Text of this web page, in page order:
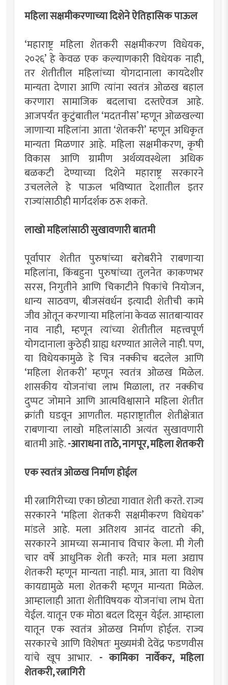
महिला सक्षमीकरणाच्या दिशेने ऐतिहासिक पाऊल
‘महाराष्ट्र महिला शेतकरी सक्षमीकरण विधेयक,
२०२६’ हे केवळ एक कल्याणकारी विधेयक नाही,
तर शेतीतील महिलांच्या योगदानाला कायदेशीर
मान्यता देणारा आणि त्यांना स्वतंत्र ओळख बहाल
करणारा सामाजिक बदलाचा दस्तऐवज आहे.
आजपर्यंत कुटुंबातील ‘मदतनीस’ म्हणून ओळखल्या
जाणार्‍या महिलांना आता ‘शेतकरी’ म्हणून अधिकृत
मान्यता मिळणार आहे. महिला सक्षमीकरण, कृषी
विकास आणि ग्रामीण अर्थव्यवस्थेला अधिक
बळकटी देण्याच्या दिशेने महाराष्ट्र सरकारने
उचललेले हे पाऊल भविष्यात देशातील इतर
राज्यांसाठीही मार्गदर्शक ठरू शकते.
लाखो महिलांसाठी सुखावणारी बातमी
पूर्वापार शेतीत पुरुषांच्या बरोबरीने राबणार्‍या
महिलांना, किंबहुना पुरुषांच्या तुलनेत काकणभर
सरस, निगुतीने आणि चिकाटीने पिकांचे नियोजन,
धान्य साठवण, बीजसंवर्धन इत्यादी शेतीची कामे
जीव ओतून करणार्‍या महिलांना केवळ सातबार्‍यावर
नाव नाही, म्हणून त्यांच्या शेतीतील महत्त्वपूर्ण
योगदानाला कुठेही ग्राह्य धरण्यात आलेले नाही. पण,
या विधेयकामुळे हे चित्र नक्कीच बदलेल आणि
‘महिला शेतकरी’ म्हणून स्वतंत्र ओळख मिळेल.
शासकीय योजनांचा लाभ मिळाला, तर नक्कीच
दुप्पट जोमाने आणि आत्मविश्वासाने महिला शेतीत
क्रांती घडवून आणतील. महाराष्ट्रातील शेतीक्षेत्रात
राबणार्‍या लाखो महिलांसाठी अत्यंत सुखावणारी
बातमी आहे.-आराधना ताठे, नागपूर, महिला शेतकरी
एक स्वतंत्र ओळख निर्माण होईल
मी रत्नागिरीच्या एका छोट्या गावात शेती करते. राज्य
सरकारने ‘महिला शेतकरी सक्षमीकरण विधेयक’
मांडले आहे. मला अतिशय आनंद वाटतो की,
सरकारने आमच्या सन्मानाच विचार केला. मी गेली
चार वर्षे आधुनिक शेती करते; मात्र मला अद्याप
शेतकरी म्हणून मान्यता नाही. मात्र, आता या विशेष
कायद्यामुळे मला शेतकरी म्हणून मान्यता मिळेल.
आम्हालाही आता शेतीविषयक योजनांचा लाभ घेता
येईल. यातून एक मोठा बदल दिसून येईल. आम्हाला
यातून एक स्वतंत्र ओळख निर्माण होईल. राज्य
सरकारचे आणि विशेषतः मुख्यमंत्री देवेंद्र फडणवीस
यांचे खूप आभार. - कामिका नार्वेकर, महिला
शेतकरी, रत्नागिरी